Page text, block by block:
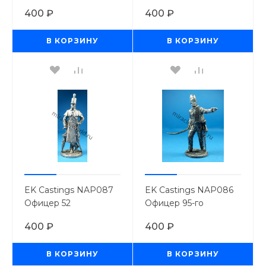
Собственного полка
Короля.
Великобритания, 1812
г. (54мм.)
400 ₽
В КОРЗИНУ
Короля.
Великобритания,1802-
06 гг. (54мм.)
400 ₽
В КОРЗИНУ
EK Castings NAP087
Офицер 52
полка Легкой пехоты.
Великобритания,
1812-15 г. (54мм.)
400 ₽
В КОРЗИНУ
EK Castings NAP086
Офицер 95-го
Великобритания,
1810-15 гг. (54мм.)
400 ₽
В КОРЗИНУ